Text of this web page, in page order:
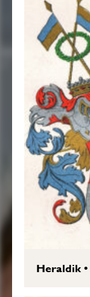
Heraldik•